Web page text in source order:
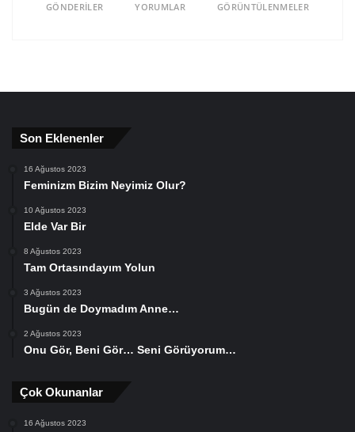
GÖNDERILER YORUMLAR GÖRÜNTÜLENMELER
Son Eklenenler
16 Ağustos 2023
Feminizm Bizim Neyimiz Olur?
10 Ağustos 2023
Elde Var Bir
8 Ağustos 2023
Tam Ortasındayım Yolun
3 Ağustos 2023
Bugün de Doymadım Anne…
2 Ağustos 2023
Onu Gör, Beni Gör… Seni Görüyorum…
Çok Okunanlar
16 Ağustos 2023